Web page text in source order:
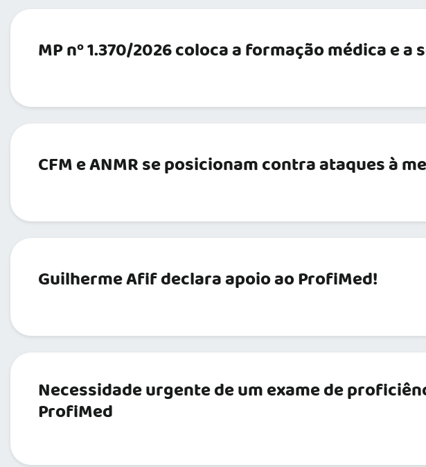
MP nº 1.370/2026 coloca a formação médica e
CFM e ANMR se posicionam contra ataques à
Guilherme Afif declara apoio ao ProfiMed!
Necessidade urgente de um exame de
ProfiMed